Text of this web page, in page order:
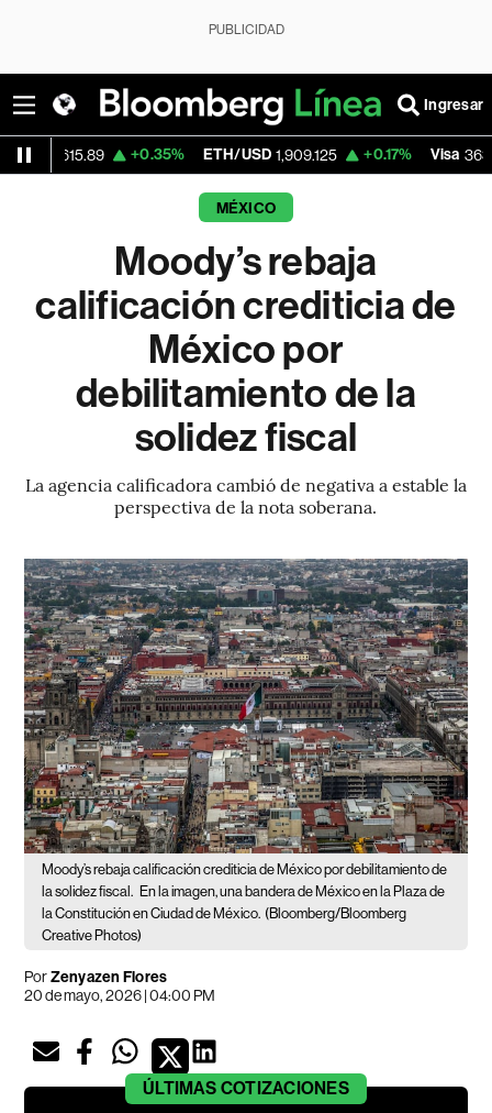
PUBLICIDAD
Ingresar
+0.35% ETH/USD 1,909.125 +0.17% Visa 363.41 -
MÉXICO
Moody’s rebaja
calificación crediticia de
México por
debilitamiento de la
solidez fiscal
La agencia calificadora cambió de negativa a estable la
perspectiva de la nota soberana.
Moody’s rebaja calificación crediticia de México por debilitamiento de
la solidez fiscal. En la imagen, una bandera de México en la Plaza de
la Constitución en Ciudad de México. (Bloomberg/Bloomberg
Creative Photos)
PorZenyazen Flores
20 de mayo, 2026 | 04:00 PM
ÚLTIMAS COTIZACIONES